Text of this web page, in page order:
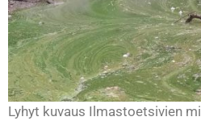
Lyhyt kuvaus Ilmastoetsivien